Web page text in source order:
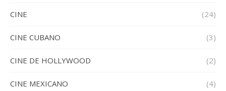
CINE (24)
CINE CUBANO (3)
CINE DE HOLLYWOOD (2)
CINE MEXICANO (4)